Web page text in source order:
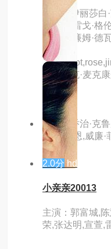
主演：伊丽莎白
肯斯,格雷戈·格
德尔,威廉姆·德
诺
萨
帕特里克·麦克
克
主演：乔治·克
戴安·琳恩,威廉·
2.0分 hd
小亲亲20013
主演：郭富城,
荣,张达明,宣萱,